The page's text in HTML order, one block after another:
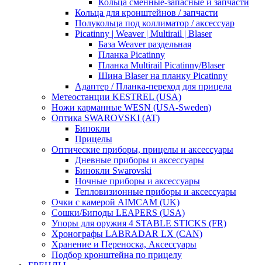
Кольца сменные-запасные и запчасти
Кольца для кронштейнов / запчасти
Полукольца под коллиматор / аксессуар
Picatinny | Weaver | Multirail | Blaser
База Weaver раздельная
Планка Picatinny
Планка Multirail Picatinny/Blaser
Шина Blaser на планку Picatinny
Адаптер / Планка-переход для прицела
Метеостанции KESTREL (USA)
Ножи карманные WESN (USA-Sweden)
Оптика SWAROVSKI (AT)
Бинокли
Прицелы
Оптические приборы, прицелы и аксессуары
Дневные приборы и аксессуары
Бинокли Swarovski
Ночные приборы и аксессуары
Тепловизионные приборы и аксессуары
Очки с камерой AIMCAM (UK)
Сошки/Биподы LEAPERS (USA)
Упоры для оружия 4 STABLE STICKS (FR)
Хронографы LABRADAR LX (CAN)
Хранение и Переноска, Аксессуары
Подбор кронштейна по прицелу